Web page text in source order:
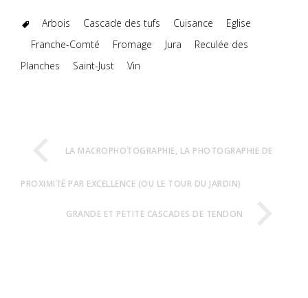
Arbois Cascade des tufs Cuisance
Eglise
Franche-Comté
Fromage Jura
Reculée des
Planches
Saint-Just Vin
LA MACROPHOTOGRAPHIE, LA PHOTOGRAPHIE DE
PROXIMITÉ PAR EXCELLENCE (OU LE TOUR DU JARDIN)
GRANDE ET PETITE CASCADES DE TENDON